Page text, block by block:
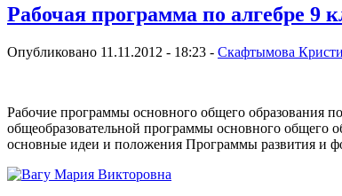
Рабочая программа по алгебре 9
Опубликовано 11.11.2012 - 18:23 - Скафтымова
Рабочие программы основного общего образования
общеобразовательной программы основного общего
основные идеи и положения Программы развития и